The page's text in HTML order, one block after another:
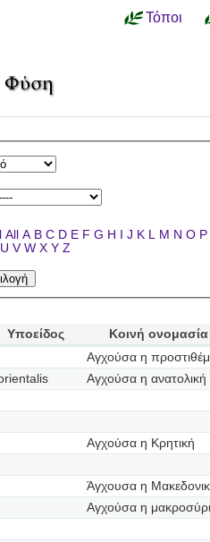
Τόποι
All A B C D E F G H I J K L M N O P
U V W X Y Z
Υποείδος
Κοινή ονομασία
Αγχούσα η
Αγχούσα η ανατολική
Αγχούσα η Κρητική
Άγχουσα η
Αγχούσα η